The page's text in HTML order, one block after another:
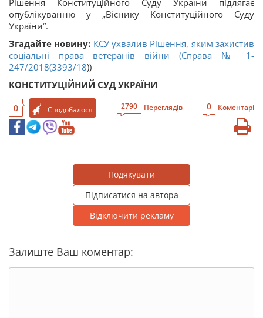
Рішення Конституційного Суду України підлягає
опублікуванню у „Віснику Конституційного Суду
України“.
Згадайте новину: КСУ ухвалив Рішення, яким захистив
соціальні права ветеранів війни (Справа № 1-
247/2018(3393/18))
КОНСТИТУЦІЙНИЙ СУД УКРАЇНИ
0 Сподобалося 2790 Переглядів 0 Коментарі
Подякувати
Підписатися на автора
Відключити рекламу
Залиште Ваш коментар: